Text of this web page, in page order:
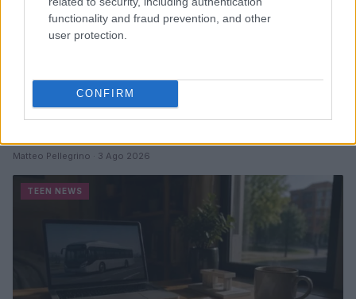
functionality and fraud prevention, and other
user protection.
CONFIRM
Guida al giornalino teen: linea editoriale, ruoli e
Matteo Pellegrino · 3 Ago 2026
TEEN NEWS